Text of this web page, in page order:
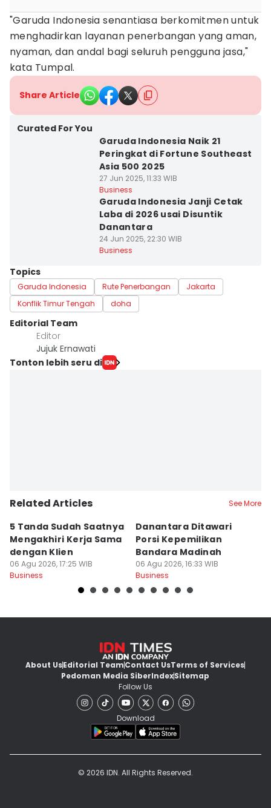
"Garuda Indonesia senantiasa berkomitmen untuk
menghadirkan layanan penerbangan yang aman,
nyaman, dan andal bagi seluruh pengguna jasa,"
kata Tumpal.
Share Article
Curated For You
Garuda Indonesia Naik 21
Peringkat di Fortune Southeast
Asia 500 2025
27 Jun 2025, 11:33 WIB
Business
Garuda Indonesia Janji Cetak
Laba di 2026 usai Disuntik
Danantara
24 Jun 2025, 22:30 WIB
Business
Topics
Garuda Indonesia Rute Penerbangan
Jakarta
Konflik Timur Tengah
doha
Editorial Team
Editor
Jujuk Ernawati
Tonton lebih seru di
Related Articles See More
5 Tanda Sudah Saatnya
Mengakhiri Kerja Sama
dengan Klien
06 Agu 2026, 17:25 WIB
Business
Danantara Ditawari
Porsi Kepemilikan
Bandara Madinah
06 Agu 2026, 16:33 WIB
Business
About UsEditorial TeamContact UsTerms of Services
Pedoman Media SiberIndexSitemap
Follow Us
Download
© 2026 IDN. All Rights Reserved.